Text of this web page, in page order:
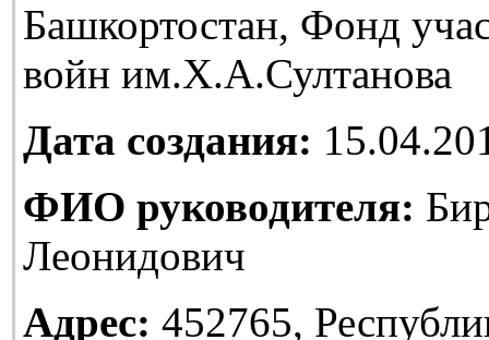
Башкортостан, Фонд
войн им.Х.А.Султанова
Дата создания:
ФИО руководителя:
Леонидович
Адрес: 452765,